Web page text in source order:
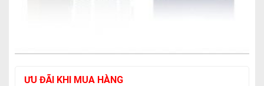
ƯU ĐÃI KHI MUA HÀNG